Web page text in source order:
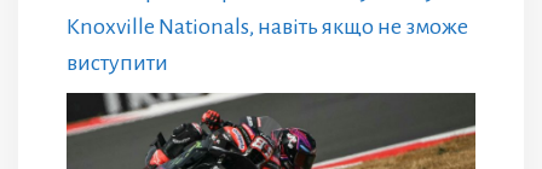
Knoxville Nationals, навіть якщо не зможе
виступити